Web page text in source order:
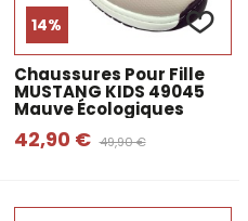
14%
Chaussures Pour Fille
MUSTANG KIDS 49045
Mauve Écologiques
42,90 € 49,90 €